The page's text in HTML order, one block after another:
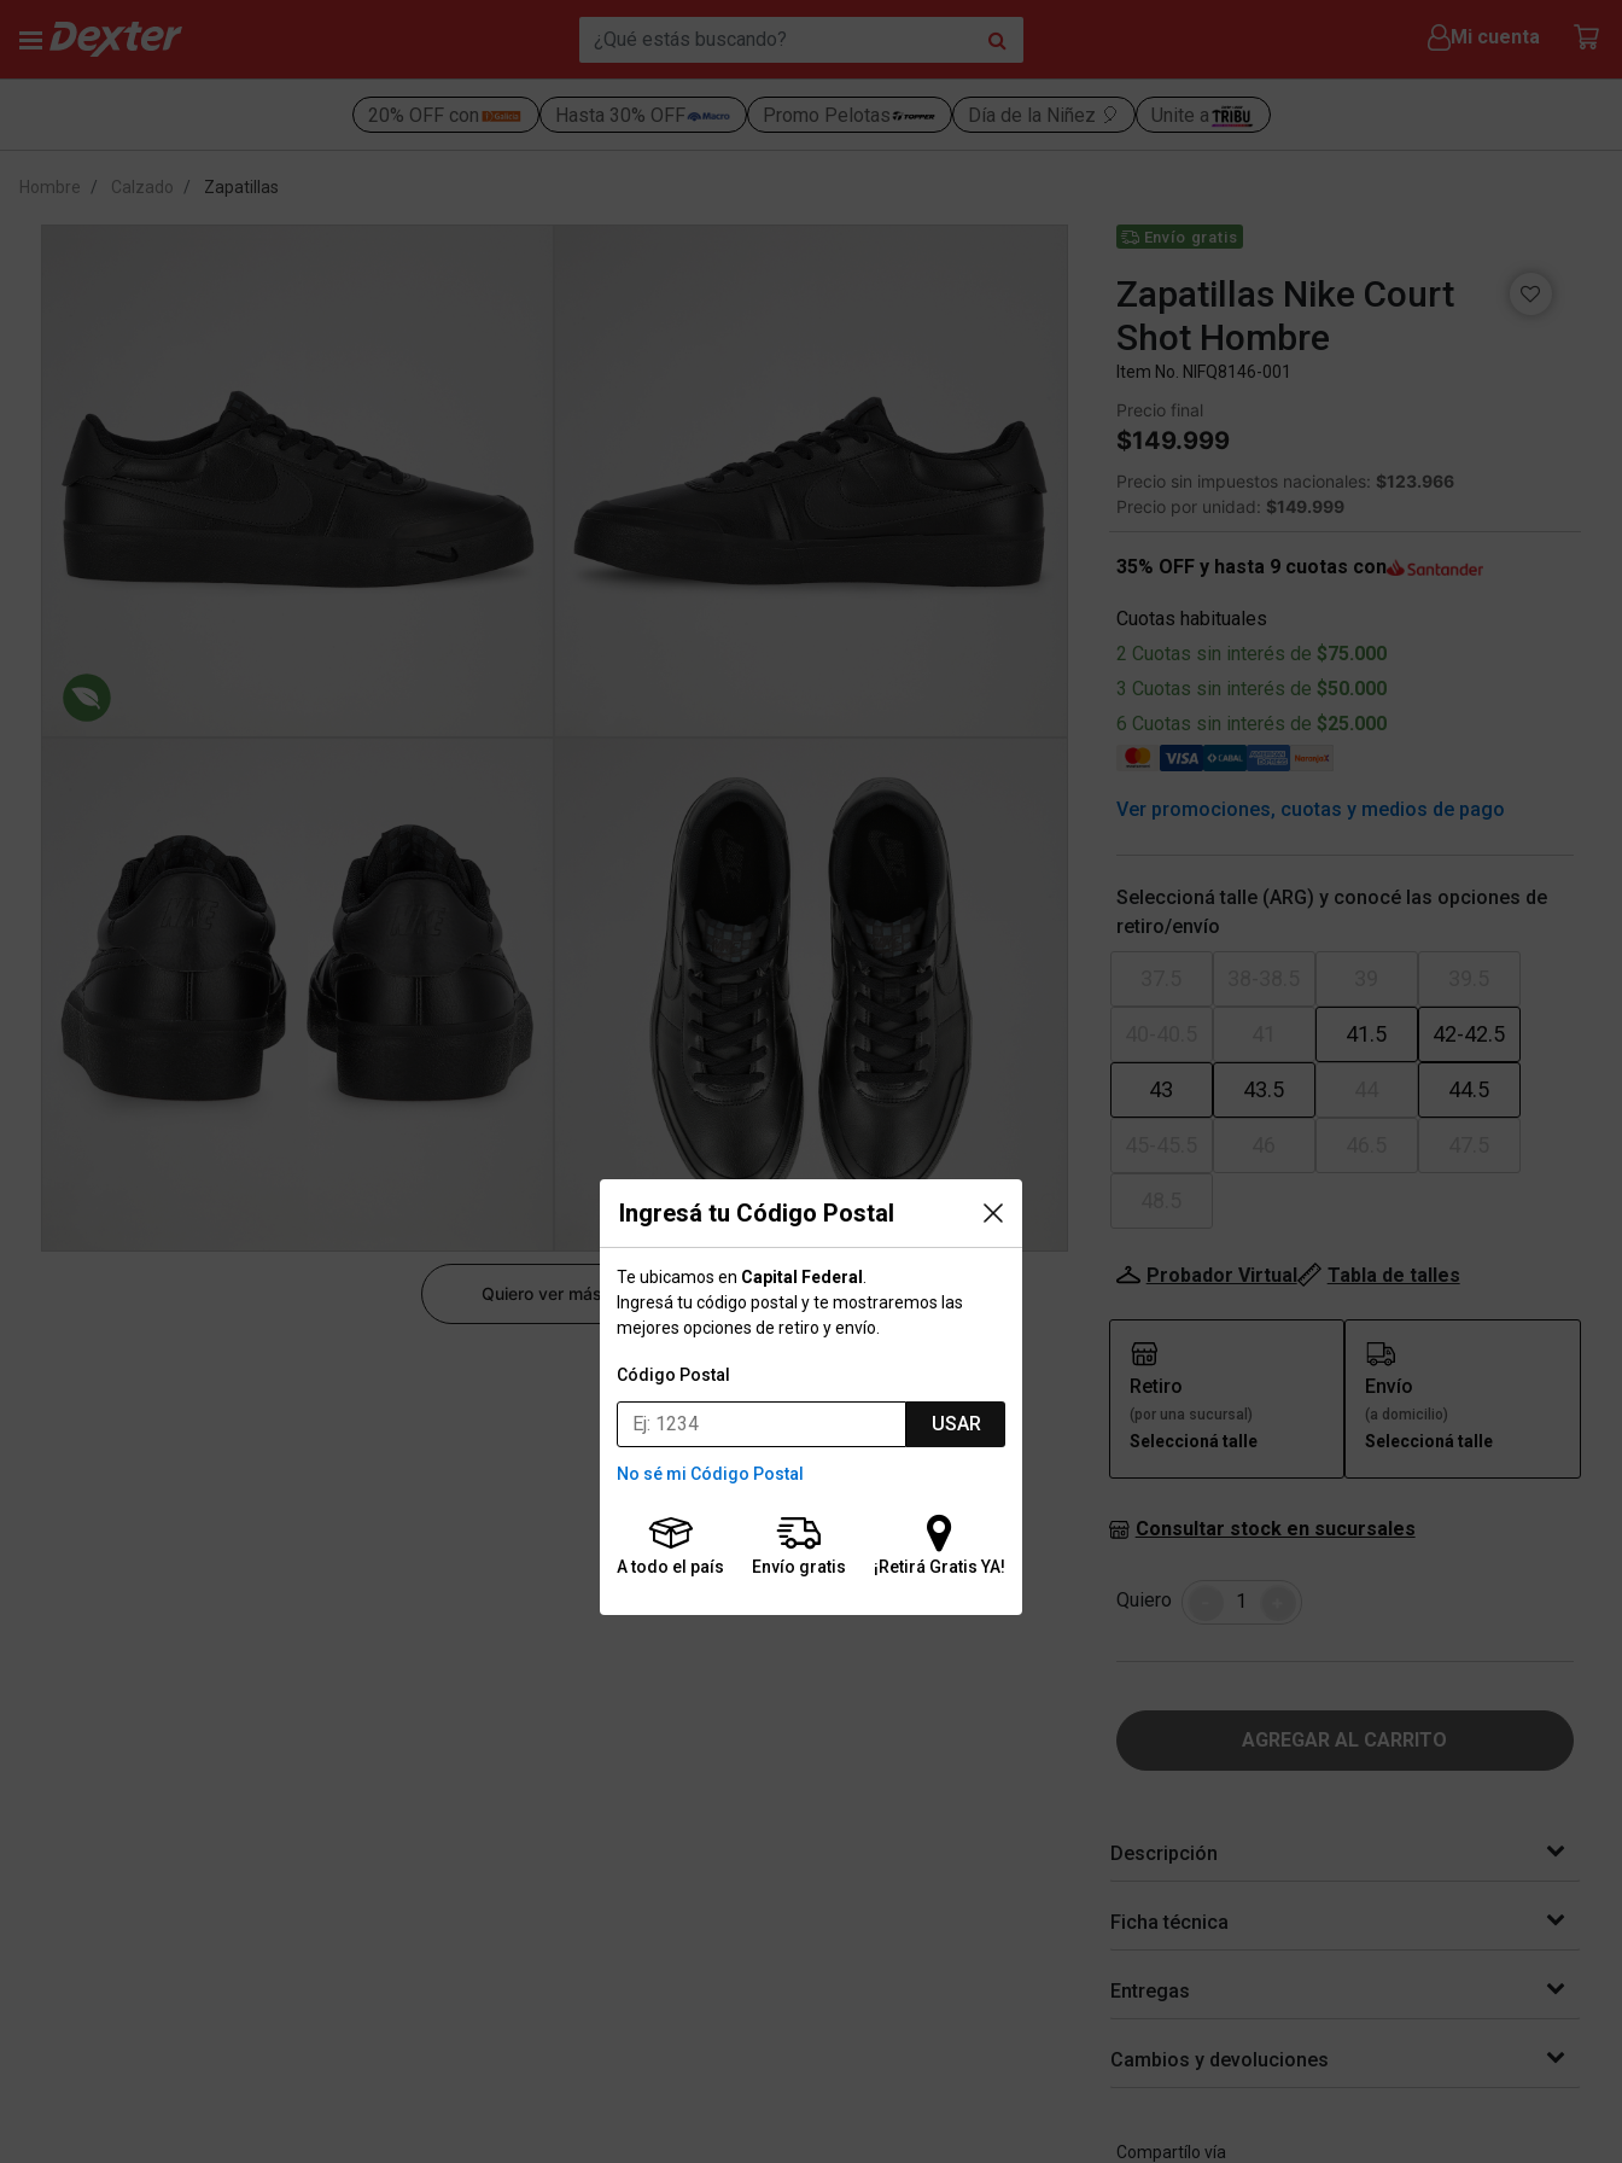
Mi cuenta
20% OFF con Hasta 30% OFF Promo Pelotas Día de la Niñez 🎈 Unite a
Ingresá tu Código Postal
Te ubicamos en Capital Federal
Ingresá tu código postal y te mostraremos las
mejores opciones de retiro y envío.
Código Postal
USAR
No sé mi Código Postal
A todo el país Envío gratis ¡Retirá Gratis YA!
Hombre Calzado Zapatillas
Quiero ver más
Envío gratis
Zapatillas Nike Court
Shot Hombre
Item No. NIFQ8146-001
Precio final
$149.999
Precio sin impuestos nacionales: $123.966
Precio por unidad: $149.999
35% OFF y hasta 9 cuotas con
Cuotas habituales
2 Cuotas sin interés de $75.000
3 Cuotas sin interés de $50.000
6 Cuotas sin interés de $25.000
Ver promociones, cuotas y medios de pago
Seleccioná talle (ARG) y conocé las opciones de
retiro/envío
41.5 42-42.5
43 43.5 44.5
Probador Virtual Tabla de talles
Retiro
(por una sucursal)
Seleccioná talle
Envío
(a domicilio)
Seleccioná talle
Consultar stock en sucursales
Quiero Cantidad
AGREGAR AL CARRITO
Descripción
Ficha técnica
Entregas
Cambios y devoluciones
Compartílo vía